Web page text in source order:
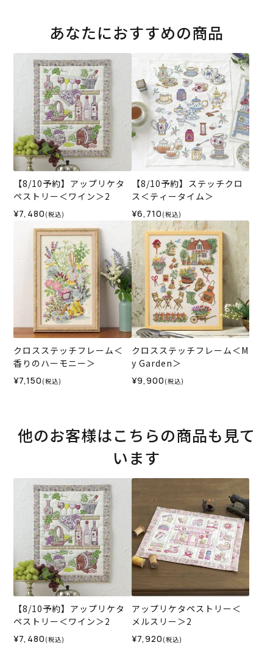
あなたにおすすめの商品
【8/10予約】アップリケタ
ペストリー＜ワイン＞2
¥7,480 (税込)
【8/10予約】ステッチクロ
ス＜ティータイム＞
¥6,710 (税込)
クロスステッチフレーム＜
香りのハーモニー＞
¥7,150 (税込)
クロスステッチフレーム＜M
y Garden＞
¥9,900 (税込)
他のお客様はこちらの商品も見て
います
【8/10予約】アップリケタ
ペストリー＜ワイン＞2
¥7,480 (税込)
アップリケタペストリー＜
メルスリー＞2
¥7,920 (税込)